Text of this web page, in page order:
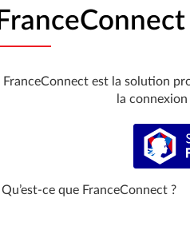
FranceConnect
FranceConnect est la solution
la
Qu’est-ce que FranceConnect ?